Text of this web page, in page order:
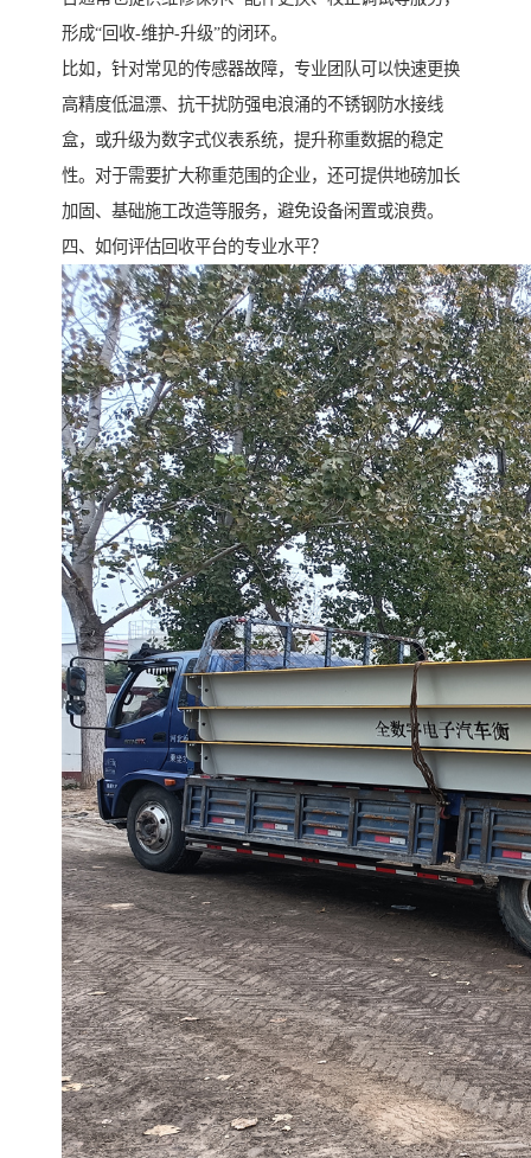
形成“回收-维护-升级”的闭环。
比如，针对常见的传感器故障，专业团队可以快速更换
高精度低温漂、抗干扰防强电浪涌的不锈钢防水接线
盒，或升级为数字式仪表系统，提升称重数据的稳定
性。对于需要扩大称重范围的企业，还可提供地磅加长
加固、基础施工改造等服务，避免设备闲置或浪费。
四、如何评估回收平台的专业水平？